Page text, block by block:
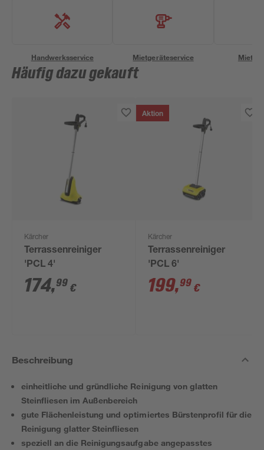
Handwerksservice Mietgeräteservice
Häufig dazu gekauft
Kärcher
Terrassenreiniger
'PCL 4'
174,99 €
Aktion
Kärcher
Terrassenreiniger
'PCL 6'
199,99 €
Beschreibung
einheitliche und gründliche Reinigung von glatten
Steinfliesen im Außenbereich
gute Flächenleistung und optimiertes Bürstenprofil für die
Reinigung glatter Steinfliesen
speziell an die Reinigungsaufgabe angepasstes